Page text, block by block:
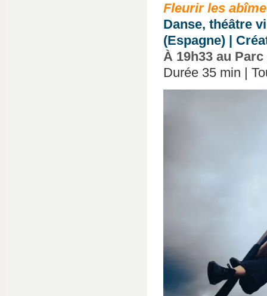
Fleurir les
Danse, théâtre
(Espagne) |
À 19h33 au
Durée 35 min |